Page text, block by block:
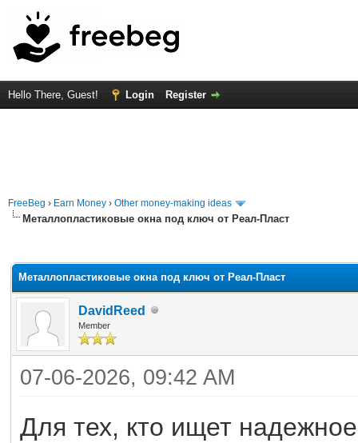
Hello There, Guest! Login Register
FreeBeg › Earn Money › Other money-making ideas
Металлопластиковые окна под ключ от Реал-Пласт
Металлопластиковые окна под ключ от Реал-Пласт
DavidReed
Member
07-06-2026, 09:42 AM
Для тех, кто ищет